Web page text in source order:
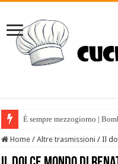
È sempre mezzogiorno |
Home / Altre trasmissioni / Il